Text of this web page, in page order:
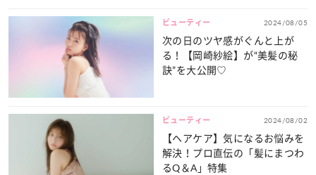
ビューティー 2024/08/05
次の日のツヤ感がぐんと上が
る！【岡崎紗絵】が“美髪の秘
訣”を大公開♡
ビューティー 2024/08/02
【ヘアケア】気になるお悩みを
解決！プロ直伝の「髪にまつわ
るQ＆A」特集